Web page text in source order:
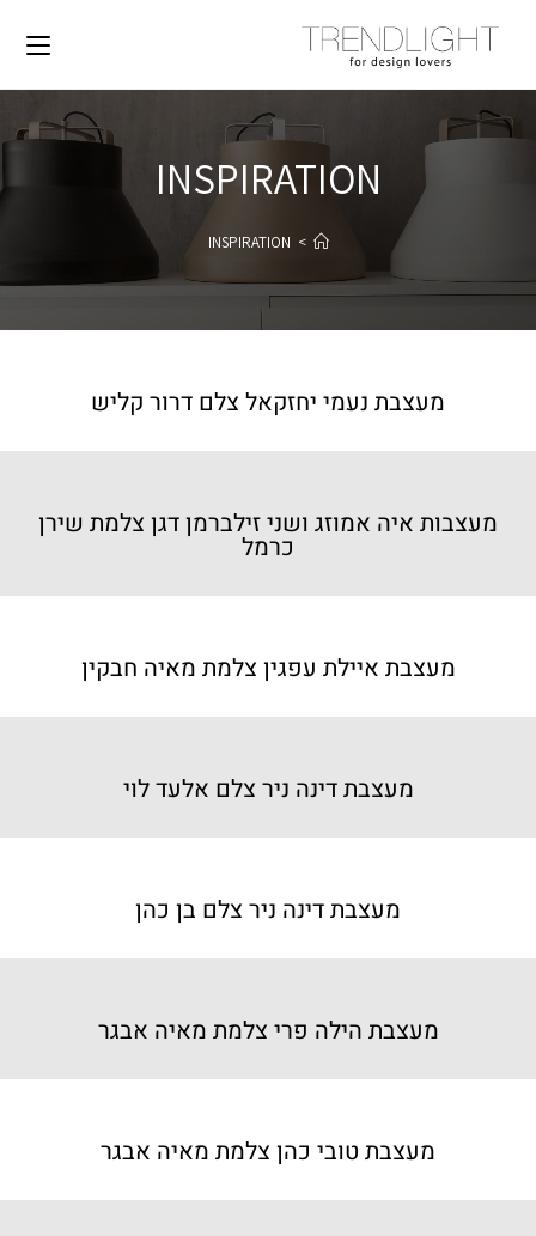
INSPIRATION
>
INSPIRATION
מעצבת נעמי יחזקאל צלם דרור קליש
מעצבות איה אמוזג ושני זילברמן דגן צלמת שירן
כרמל
מעצבת איילת עפגין צלמת מאיה חבקין
מעצבת דינה ניר צלם אלעד לוי
מעצבת דינה ניר צלם בן כהן
מעצבת הילה פרי צלמת מאיה אבגר
מעצבת טובי כהן צלמת מאיה אבגר